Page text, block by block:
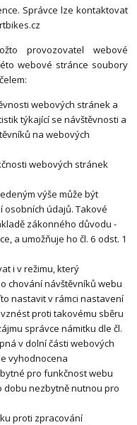
Správce lze kontaktovat
provozovatel webové
webové stránce soubory
webových stránek a
týkající se návštěvnosti a
na webových
webových stránek
výše může být
údajů. Takové
zákonného důvodu -
a umožňuje ho čl. 6 odst. 1
i v režimu, který
chování návštěvníků webu
nastavit v rámci nastavení
proti takovému sběru
správce námitku dle čl.
v dolní části webových
vyhodnocena
pro funkčnost webu
nezbytně nutnou pro
proti zpracování